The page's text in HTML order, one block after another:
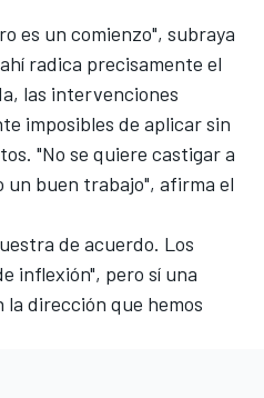
es un comienzo", subraya
radica precisamente el
las intervenciones
imposibles de aplicar sin
"No se quiere castigar a
un buen trabajo", afirma el
de acuerdo. Los
inflexión", pero sí una
dirección que hemos